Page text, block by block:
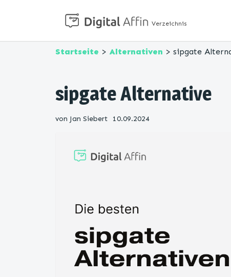
Verzeichnis
Startseite > Alternativen > sipgate
sipgate Alternative
von Jan Siebert 10.09.2024